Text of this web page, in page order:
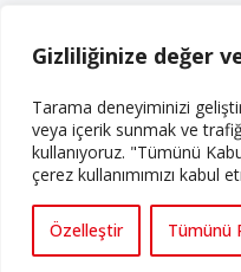
Gizliliğinize değer
Tarama deneyiminizi
veya içerik sunmak ve
kullanıyoruz. "Tümünü
çerez kullanımımızı kabul
Özelleştir Tümünü
HAKKIMIZDA
Avrupa’ya işçi göçü yarım
bulundukları ülkelerde kalıcı
“aidiyet”, “İslam” ve
sorgulanmasına neden oldu.
cemaatin oluşması, hem
de Müslümanlar için yeni
Yazının devamı